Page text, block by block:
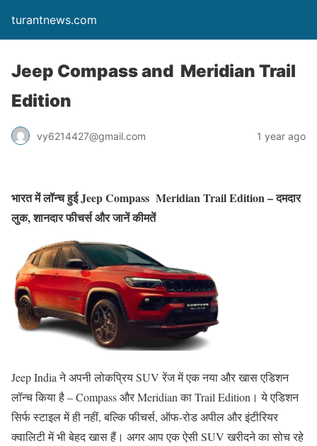
turantnews.com
Jeep Compass and Meridian Trail
Edition
vy6214427@gmail.com 1 year ago
भारत में लॉन्च हुई Jeep Compass Meridian Trail Edition – दमदार
लुक, शानदार फीचर्स और जानें कीमतें
Jeep India ने अपनी लोकप्रिय SUV रेंज में एक नया और खास एडिशन
लॉन्च किया है – Compass और Meridian का Trail Edition। ये एडिशन
सिर्फ स्टाइल में ही नहीं, बल्कि फीचर्स, ऑफ-रोड अपील और इंटीरियर
क्वालिटी में भी बेहद खास हैं। अगर आप एक ऐसी SUV खरीदने का सोच रहे